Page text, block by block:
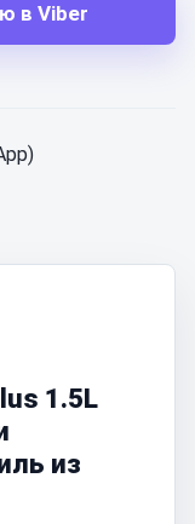
в Viber
1.5L
из